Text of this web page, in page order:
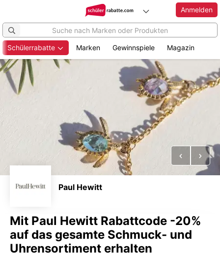
Zum
Hauptinhalt
springen
Anmelden
Schülerrabatte Marken Gewinnspiele Magazin
Vorheriges
Paul Hewitt
Mit Paul Hewitt Rabattcode -20%
auf das gesamte Schmuck- und
Uhrensortiment erhalten